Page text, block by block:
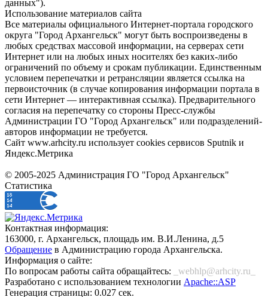
данных").
Использование материалов сайта
Все материалы официального Интернет-портала городского
округа "Город Архангельск" могут быть воспроизведены в
любых средствах массовой информации, на серверах сети
Интернет или на любых иных носителях без каких-либо
ограничений по объему и срокам публикации. Единственным
условием перепечатки и ретрансляции является ссылка на
первоисточник (в случае копирования информации портала в
сети Интернет — интерактивная ссылка). Предварительного
согласия на перепечатку со стороны Пресс-службы
Администрации ГО "Город Архангельск" или подразделений-
авторов информации не требуется.
Сайт www.arhcity.ru использует cookies сервисов Sputnik и
Яндекс.Метрика
© 2005-2025 Администрация ГО "Город Архангельск"
Статистика
Контактная информация:
163000, г. Архангельск, площадь им. В.И.Ленина, д.5
Обращение в Администрацию города Архангельска.
Информация о сайте:
По вопросам работы сайта обращайтесь:
_webhlp@arhcity.ru_
Разработано с использованием технологии Apache::ASP
Генерация страницы: 0.027 сек.